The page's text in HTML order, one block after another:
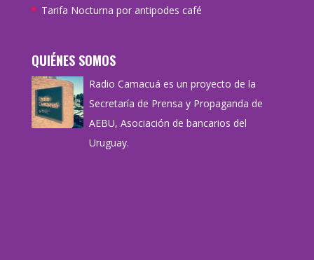
Tarifa Nocturna por antipodes café
QUIÉNES SOMOS
Radio Camacuá es un proyecto de la
Secretaría de Prensa y Propaganda de
AEBU, Asociación de bancarios del
Uruguay.